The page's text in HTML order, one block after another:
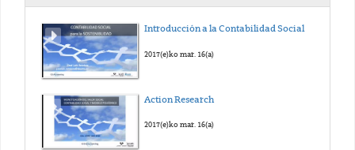
Introducción a la Contabilidad Social
2017(e)ko mar. 16(a)
Action Research
2017(e)ko mar. 16(a)